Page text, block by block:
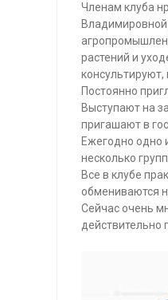
Членам клуба
растений и
Постоянно
Выступают на
пригашают в
Ежегодно одно
несколько
Все в клубе
обмениваются
Сейчас очень
действительно